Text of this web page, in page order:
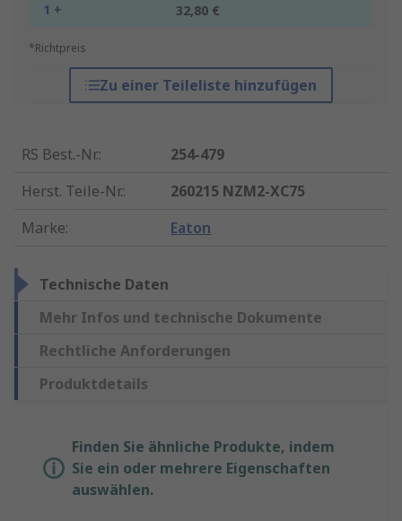
1 + 32,80 €
*Richtpreis
Zu einer Teileliste hinzufügen
RS Best.-Nr.:
254-479
Herst. Teile-Nr.:
260215 NZM2-XC75
Marke: Eaton
Technische Daten
Mehr Infos und technische Dokumente
Rechtliche Anforderungen
Produktdetails
Finden Sie ähnliche Produkte, indem
Sie ein oder mehrere Eigenschaften
auswählen.